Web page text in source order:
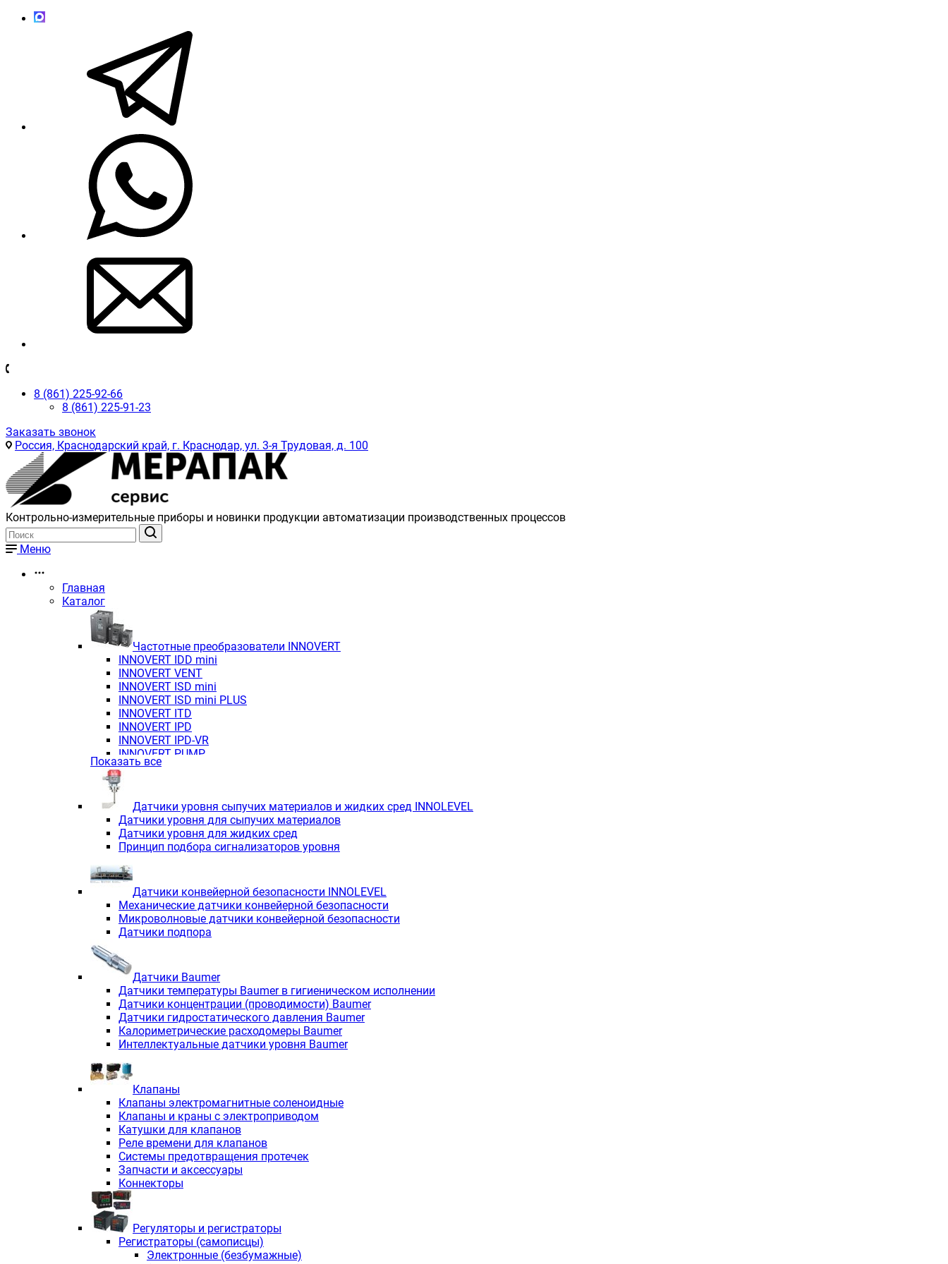
8 (861) 225-92-66
8 (861) 225-91-23
Заказать звонок
Россия, Краснодарский край, г. Краснодар, ул. 3-я Трудовая, д. 100
Контрольно-измерительные приборы и новинки продукции автоматизации производственных процессов
Меню
Главная
Каталог
Частотные преобразователи INNOVERT
INNOVERT IDD mini
INNOVERT VENT
INNOVERT ISD mini
INNOVERT ISD mini PLUS
INNOVERT ITD
INNOVERT IРD
INNOVERT IРD-VR
INNOVERT PUMP
Показать все
Датчики уровня сыпучих материалов и жидких сред INNOLEVEL
Датчики уровня для сыпучих материалов
Датчики уровня для жидких сред
Принцип подбора сигнализаторов уровня
Датчики конвейерной безопасности INNOLEVEL
Механические датчики конвейерной безопасности
Микроволновые датчики конвейерной безопасности
Датчики подпора
Датчики Baumer
Датчики температуры Baumer в гигиеническом исполнении
Датчики концентрации (проводимости) Baumer
Датчики гидростатического давления Baumer
Калориметрические расходомеры Baumer
Интеллектуальные датчики уровня Baumer
Клапаны
Клапаны электромагнитные соленоидные
Клапаны и краны с электроприводом
Катушки для клапанов
Реле времени для клапанов
Системы предотвращения протечек
Запчасти и аксессуары
Коннекторы
Регуляторы и регистраторы
Регистраторы (самописцы)
Электронные (безбумажные)